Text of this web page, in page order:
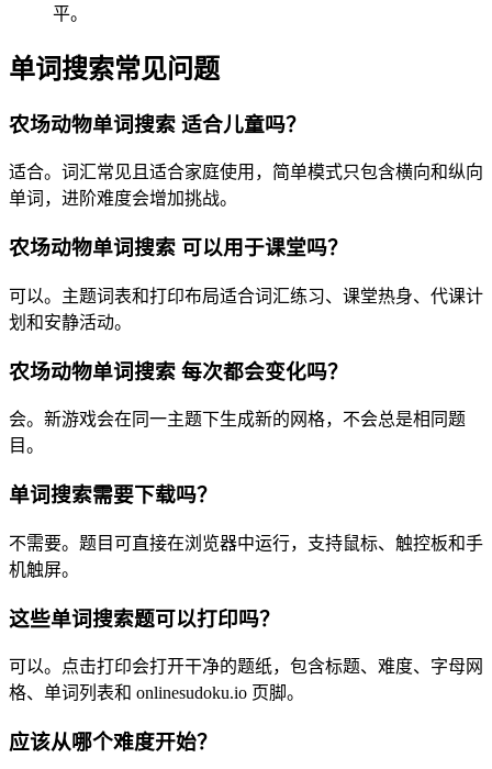
平。
单词搜索常见问题
农场动物单词搜索 适合儿童吗？
适合。词汇常见且适合家庭使用，简单模式只包含横向和纵向
单词，进阶难度会增加挑战。
农场动物单词搜索 可以用于课堂吗？
可以。主题词表和打印布局适合词汇练习、课堂热身、代课计
划和安静活动。
农场动物单词搜索 每次都会变化吗？
会。新游戏会在同一主题下生成新的网格，不会总是相同题
目。
单词搜索需要下载吗？
不需要。题目可直接在浏览器中运行，支持鼠标、触控板和手
机触屏。
这些单词搜索题可以打印吗？
可以。点击打印会打开干净的题纸，包含标题、难度、字母网
格、单词列表和 onlinesudoku.io 页脚。
应该从哪个难度开始？